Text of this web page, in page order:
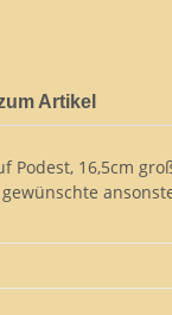
Artikel
Podest, 16,5cm